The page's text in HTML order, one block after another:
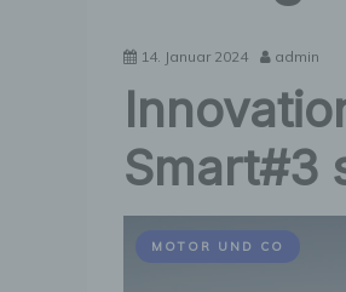
14. Januar 2024 admin
Smart#3
MOTOR UND CO